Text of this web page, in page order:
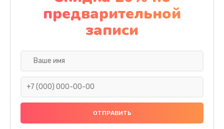
1100 руб.
Заказать
Замена праймера
1000 руб.
предварительной
записи